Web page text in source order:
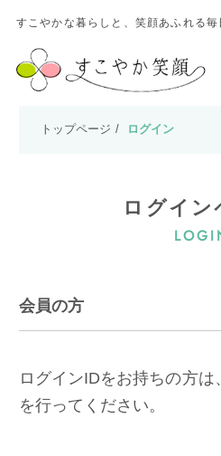
すこやかな暮らしと、笑顔あふれる毎
トップページ ログイン
ログイン
会員の方
ログインIDをお持ちの方
を行ってください。